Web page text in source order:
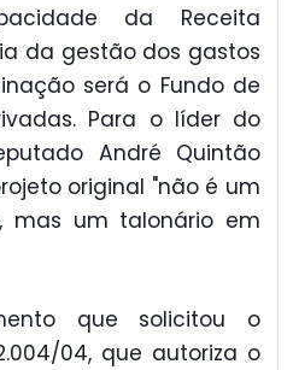
da Receita
da gestão dos gastos
será o Fundo de
Para o líder do
André Quintão
original "não é um
mas um talonário em
que solicitou o
04, que autoriza o